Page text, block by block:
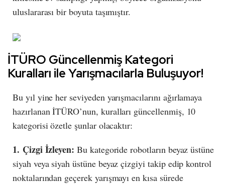
uluslararası bir boyuta taşımıştır.
İTÜRO Güncellenmiş Kategori
Kuralları ile Yarışmacılarla Buluşuyor!
Bu yıl yine her seviyeden yarışmacılarını ağırlamaya
hazırlanan İTÜRO’nun, kuralları güncellenmiş, 10
kategorisi özetle şunlar olacaktır:
1. Çizgi İzleyen: Bu kategoride robotların beyaz üstüne
siyah veya siyah üstüne beyaz çizgiyi takip edip kontrol
noktalarından geçerek yarışmayı en kısa sürede